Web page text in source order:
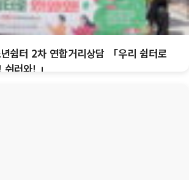
쉼터 2차 연합거리상담 「우리 쉼터로
러와! 」